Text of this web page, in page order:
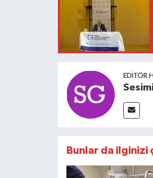
EDITÖR
Bunlar da ilginizi